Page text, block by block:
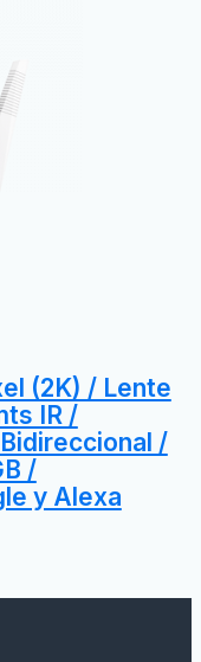
(2K) / Lente
IR /
/
/
y Alexa